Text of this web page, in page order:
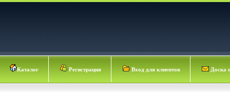
Каталог Регистрация Вход для клиентов Доска